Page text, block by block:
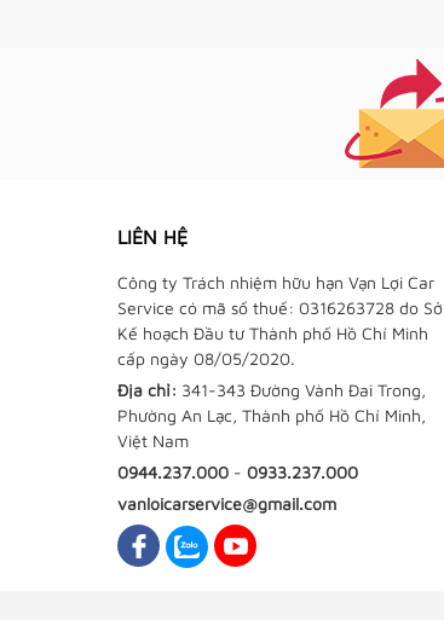
LIÊN HỆ
Công ty Trách nhiệm hữu hạn Vạn Lợi Car
Service có mã số thuế: 0316263728 do Sở
Kế hoạch Đầu tư Thành phố Hồ Chí Minh
cấp ngày 08/05/2020.
Địa chỉ: 341-343 Đường Vành Đai Trong,
Phường An Lạc, Thành phố Hồ Chí Minh,
Việt Nam
0944.237.000 - 0933.237.000
vanloicarservice@gmail.com